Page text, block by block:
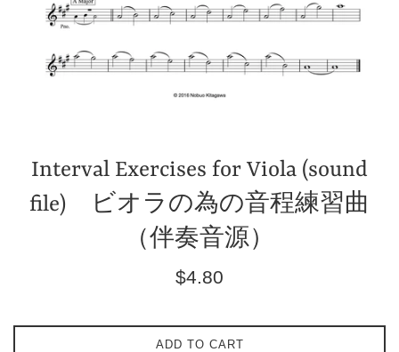
Interval Exercises for Viola (sound
file) ビオラの為の音程練習曲
（伴奏音源）
Precio
$4.80
ADD TO CART